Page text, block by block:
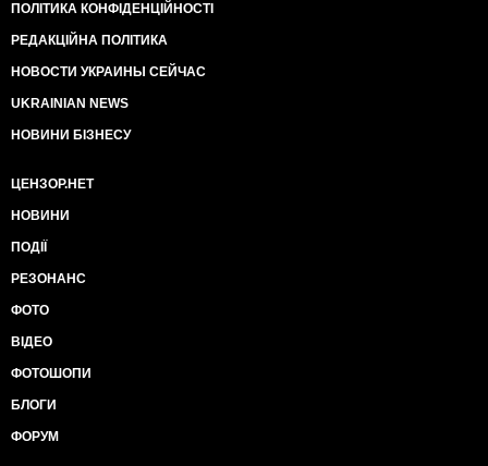
ПОЛІТИКА КОНФІДЕНЦІЙНОСТІ
РЕДАКЦІЙНА ПОЛІТИКА
НОВОСТИ УКРАИНЫ СЕЙЧАС
UKRAINIAN NEWS
НОВИНИ БІЗНЕСУ
ЦЕНЗОР.НЕТ
НОВИНИ
ПОДІЇ
РЕЗОНАНС
ФОТО
ВІДЕО
ФОТОШОПИ
БЛОГИ
ФОРУМ